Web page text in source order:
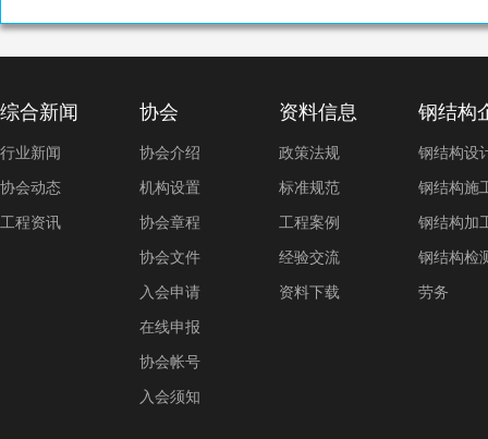
综合新闻
行业新闻
协会动态
工程资讯
协会
协会介绍
机构设置
协会章程
协会文件
入会申请
在线申报
协会帐号
入会须知
资料信息
政策法规
标准规范
工程案例
经验交流
资料下载
钢结构
钢结构设
钢结构施
钢结构加
钢结构检
劳务